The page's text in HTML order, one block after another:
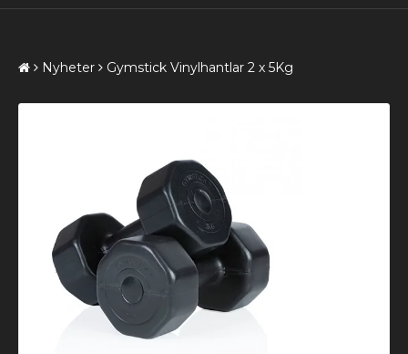
Nyheter Gymstick Vinylhantlar 2 x 5Kg